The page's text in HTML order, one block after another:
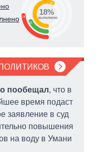
24
18
58
18%
выполнено
пообещал, что в
время подаст
заявление в суд
повышения
на воду в Умани